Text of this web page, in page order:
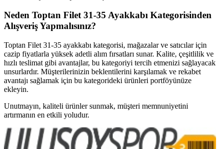
Neden Toptan Filet 31-35 Ayakkabı Kategorisinden
Alışveriş Yapmalısınız?
Toptan Filet 31-35 ayakkabı kategorisi, mağazalar ve satıcılar için
cazip fiyatlarla yüksek adetli alım fırsatları sunar. Kalite, çeşitlilik ve
hızlı teslimat gibi avantajlar, bu kategoriyi tercih etmenizi sağlayacak
unsurlardır. Müşterilerinizin beklentilerini karşılamak ve rekabet
avantajı sağlamak için bu kategorideki ürünleri portföyünüze
ekleyin.
Unutmayın, kaliteli ürünler sunmak, müşteri memnuniyetini
artırmanın en etkili yoludur.